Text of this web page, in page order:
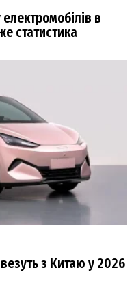
в
статистика
з Китаю у 2026